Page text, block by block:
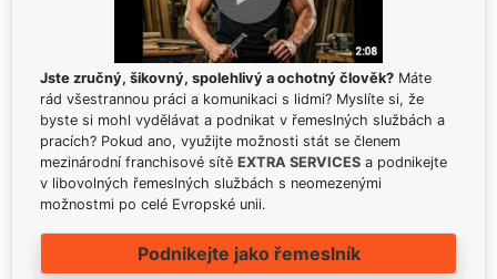
Jste zručný, šikovný, spolehlivý a ochotný člověk? Máte
rád všestrannou práci a komunikaci s lidmi? Myslíte si, že
byste si mohl vydělávat a podnikat v řemeslných službách a
pracích? Pokud ano, využijte možnosti stát se členem
mezinárodní franchisové sítě EXTRA SERVICES a podnikejte
v libovolných řemeslných službách s neomezenými
možnostmi po celé Evropské unii.
Podnikejte jako řemeslník